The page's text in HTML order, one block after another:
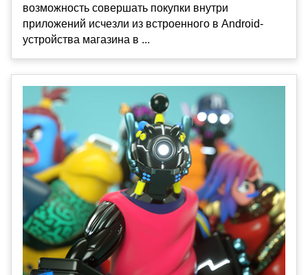
возможность совершать покупки внутри
приложений исчезли из встроенного в Android-
устройства магазина в ...